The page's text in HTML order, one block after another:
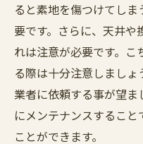
ると素地を傷つけてし
要です。さらに、天井
れは注意が必要です。
る際は十分注意しまし
業者に依頼する事が望
にメンテナンスするこ
ことができます。